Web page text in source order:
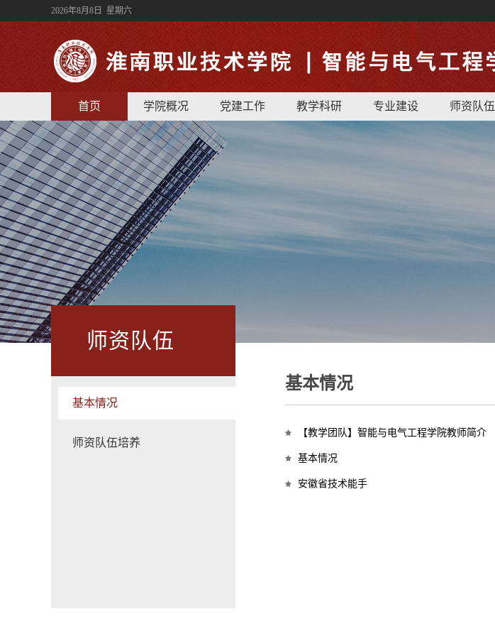
2026年8月8日 星期六
首页 学院概况 党建工作 教学科研 专业建设 师资队伍
师资队伍
基本情况
师资队伍培养
基本情况
【教学团队】智能与电气工程学院教师简介
基本情况
安徽省技术能手